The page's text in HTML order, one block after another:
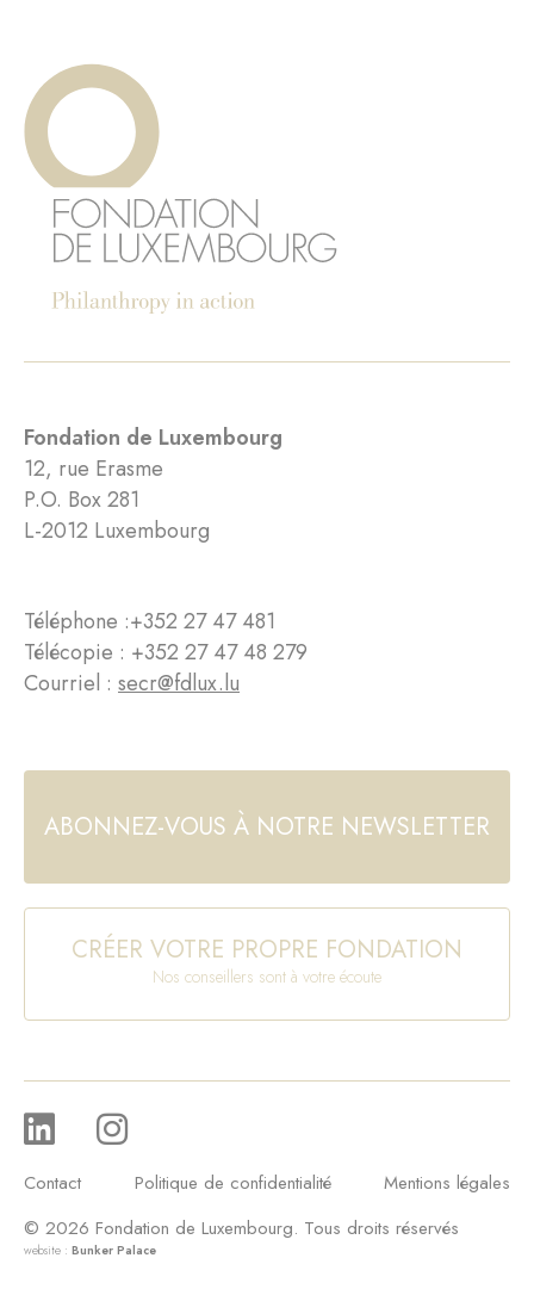
Fondation de Luxembourg
12, rue Erasme
P.O. Box 281
L-2012 Luxembourg
Téléphone :+352 27 47 481
Télécopie : +352 27 47 48 279
Courriel : secr@fdlux.lu
ABONNEZ-VOUS À NOTRE NEWSLETTER
CRÉER VOTRE PROPRE FONDATION
Nos conseillers sont à votre écoute
Contact Politique de confidentialité
Mentions légales
© 2026 Fondation de Luxembourg. Tous droits réservés
website : Bunker Palace